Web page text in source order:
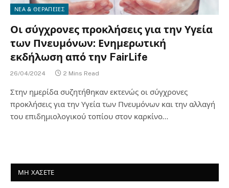
ΝΕΑ & ΘΕΡΑΠΕΙΕΣ
Οι σύγχρονες προκλήσεις για την Υγεία
των Πνευμόνων: Ενημερωτική
εκδήλωση από την FairLife
26/04/2024 2 Mins Read
Στην ημερίδα συζητήθηκαν εκτενώς οι σύγχρονες
προκλήσεις για την Υγεία των Πνευμόνων και την αλλαγή
του επιδημιολογικού τοπίου στον καρκίνο…
ΜΗ ΧΑΣΕΤΕ